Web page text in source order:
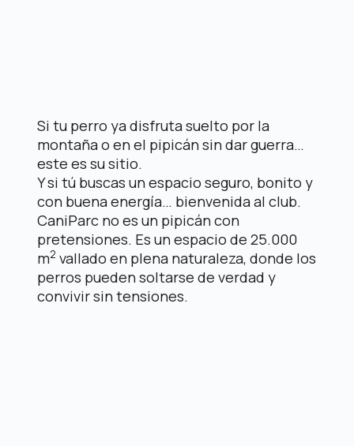
Si tu perro ya disfruta suelto porla
montaña o en el pipicán sin darguerra…
este es su sitio.
Y si tú buscas un espacio seguro, bonito y
con buena energía… bienvenida al club.
CaniParc no es un pipicán con
pretensiones. Es un espacio de 25.000
m2 vallado en plena naturaleza, donde los
perros pueden soltarse de verdad y
convivir sin tensiones.